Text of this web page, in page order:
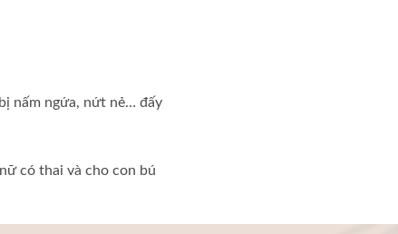
nấm ngứa, nứt nẻ… đấy
có thai và cho con bú